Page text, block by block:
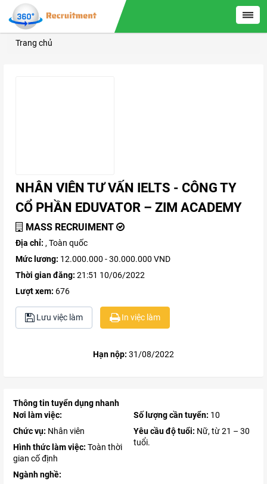
Trang chủ
NHÂN VIÊN TƯ VẤN IELTS - CÔNG TY
CỔ PHẦN EDUVATOR – ZIM ACADEMY
MASS RECRUIMENT
Địa chỉ: , Toàn quốc
Mức lương: 12.000.000 - 30.000.000 VND
Thời gian đăng: 21:51 10/06/2022
Lượt xem: 676
Lưu việc làm In việc làm
Hạn nộp: 31/08/2022
Thông tin tuyển dụng nhanh
Nơi làm việc:
Chức vụ: Nhân viên
Hình thức làm việc: Toàn thời
gian cố định
Số lượng cần tuyển: 10
Yêu cầu độ tuổi: Nữ, từ 21 – 30
tuổi.
Ngành nghề: